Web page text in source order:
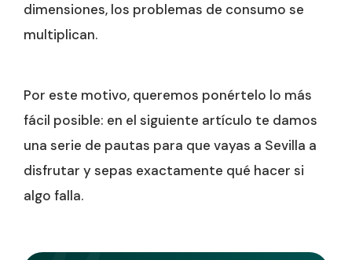
dimensiones, los problemas de consumo se
multiplican.
Por este motivo, queremos ponértelo lo más
fácil posible: en el siguiente artículo te damos
una serie de pautas para que vayas a Sevilla a
disfrutar y sepas exactamente qué hacer si
algo falla.